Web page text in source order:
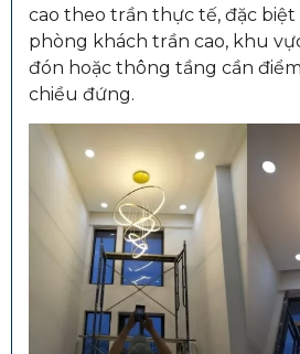
cao theo trần thực tế, đặc
phòng khách trần cao, khu
đón hoặc thông tầng cần
chiều đứng.